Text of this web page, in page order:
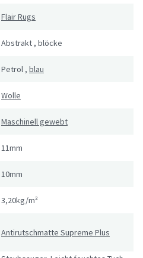
Flair Rugs
Abstrakt , blöcke
Petrol , blau
Wolle
Maschinell gewebt
11mm
10mm
3,20kg/m²
Antirutschmatte Supreme Plus